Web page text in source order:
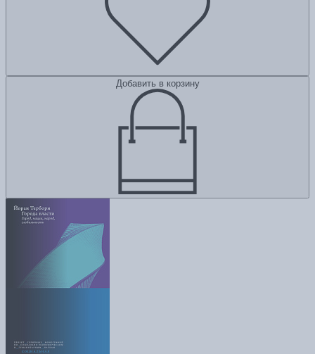
Добавить в корзину